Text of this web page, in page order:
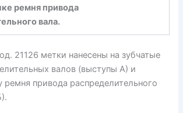
ремня привода
вала.
21126 метки нанесены на зубчатые
валов (выступы А) и
привода распределительного